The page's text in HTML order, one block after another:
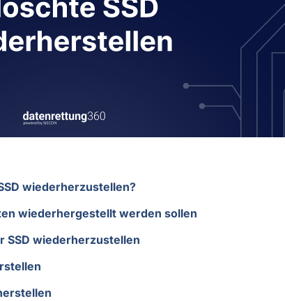
wiederherzustellen?
wiederhergestellt werden sollen
SSD wiederherzustellen